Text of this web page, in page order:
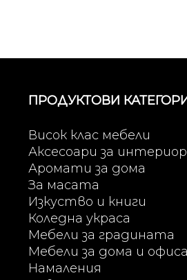
ПРОДУКТОВИ
Висок клас мебели
Аксесоари за
Аромати за дома
За масата
Изкуство и книги
Коледна украса
Мебели за градината
Мебели за дома и офиса
Намаления